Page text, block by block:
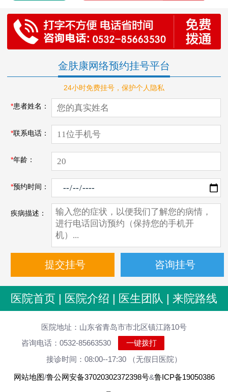
金肤康网络预约挂号平台
24小时免费挂号，保护个人隐私
*患者姓名：
*联系电话：
*年龄：
*预约时间：
疾病描述：
医院首页 | 医院介绍 | 医生团队 | 来院路线
医院地址：山东省青岛市市北区镇江路10号
咨询电话：0532-85663530
一键拨打
接诊时间：08:00--17:30 （无假日医院）
网站地图/鲁公网安备37020302372398号&鲁ICP备19050386